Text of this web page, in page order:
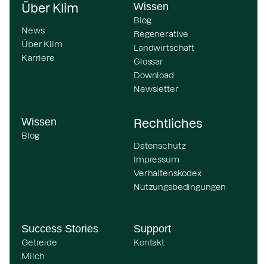
Über Klim
News
Über Klim
Karriere
Wissen
Blog
Regenerative
Landwirtschaft
Glossar
Download
Newsletter
Wissen
Blog
Rechtliches
Datenschutz
Impressum
Verhaltenskodex
Nutzungsbedingungen
Success Stories
Getreide
Milch
Support
Kontakt